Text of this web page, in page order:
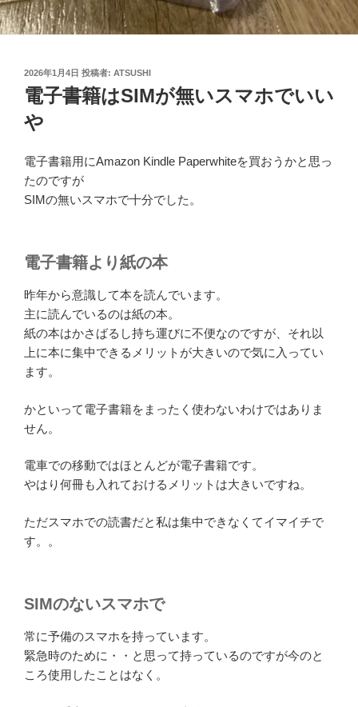
投
稿
日:
2026年1月4日 投稿者: ATSUSHI
電子書籍はSIMが無いスマホでいい
や
電子書籍用にAmazon Kindle Paperwhiteを買おうかと思っ
たのですが
SIMの無いスマホで十分でした。
電子書籍より紙の本
昨年から意識して本を読んでいます。
主に読んでいるのは紙の本。
紙の本はかさばるし持ち運びに不便なのですが、それ以
上に本に集中できるメリットが大きいので気に入ってい
ます。
かといって電子書籍をまったく使わないわけではありま
せん。
電車での移動ではほとんどが電子書籍です。
やはり何冊も入れておけるメリットは大きいですね。
ただスマホでの読書だと私は集中できなくてイマイチで
す。。
SIMのないスマホで
常に予備のスマホを持っています。
緊急時のために・・と思って持っているのですが今のと
ころ使用したことはなく。